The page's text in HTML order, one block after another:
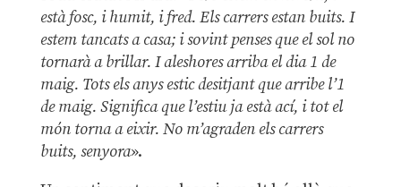
està fosc, i humit, i fred. Els carrers estan buits. I
estem tancats a casa; i sovint penses que el sol no
tornarà a brillar. I aleshores arriba el dia 1 de
maig. Tots els anys estic desitjant que arribe l’1
de maig. Significa que l’estiu ja està ací, i tot el
món torna a eixir. No m’agraden els carrers
buits, senyora».